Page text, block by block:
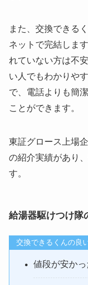
また、交換できる
ネットで完結しま
れていない方は不
い人でもわかりや
で、電話よりも簡
ことができます。
東証グロース上場
の紹介実績があり
す。
給湯器駆けつけ隊
交換できるくんの良
値段が安かっ